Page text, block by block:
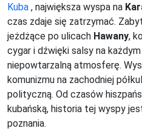
Kuba , największa wyspa na
czas zdaje się zatrzymać.
jeżdżące po ulicach Hawany,
cygar i dźwięki salsy na
niepowtarzalną atmosferę.
komunizmu na zachodniej
polityczną. Od czasów
kubańską, historia tej wyspy
poznania.